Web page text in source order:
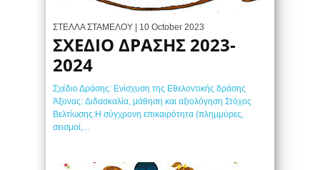
ΣΤΕΛΛΑ ΣΤΑΜΕΛΟΥ | 10 October 2023
ΣΧΕΔΙΟ ΔΡΑΣΗΣ 2023-
2024
Σχέδιο Δράσης: Ενίσχυση της Εθελοντικής δράσης
Άξονας: Διδασκαλία, μάθηση και αξιολόγηση Στόχος
Βελτίωσης:Η σύγχρονη επικαιρότητα (πλημμύρες,
σεισμοί,...